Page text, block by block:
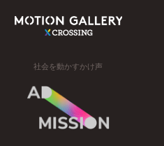
社会を動かすかけ声